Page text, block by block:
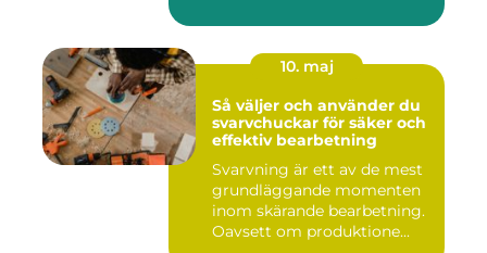
10. maj
Så väljer och använder du
svarvchuckar för säker och
effektiv bearbetning
Svarvning är ett av de mest
grundläggande momenten
inom skärande bearbetning.
Oavsett om produktione...